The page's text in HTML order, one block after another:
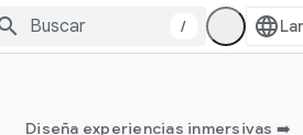
/
Diseña experiencias inmersivas ➡️